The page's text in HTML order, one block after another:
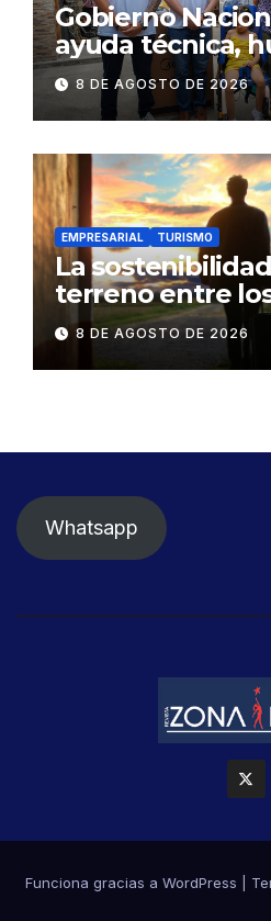
Gobierno
ayuda técnica,
Bono Joaquín
familia en
vulnerabilidad
8 DE AGOSTO DE 2026
EMPRESARIAL TURISMO
La
terreno entre
negocios
8 DE AGOSTO DE 2026
Whatsapp
Funciona gracias a WordPress